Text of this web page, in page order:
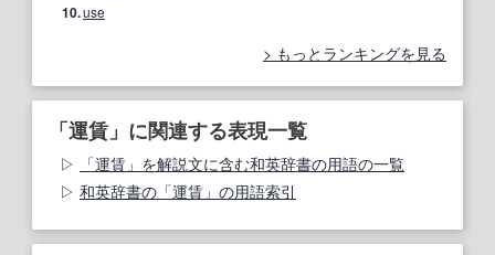
10.use
もっとランキングを見る
「運賃」に関連する表現一覧
「運賃」を解説文に含む和英辞書の用語の一覧
和英辞書の「運賃」の用語索引